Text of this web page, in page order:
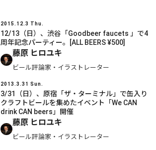
2015.12.3 Thu.
12/13（日）、渋谷「Goodbeer faucets 」で4
周年記念パーティー。[ALL BEERS ¥500]
藤原 ヒロユキ
ビール評論家・イラストレーター
2013.3.31 Sun.
3/31（日）、原宿「ザ・ターミナル」で缶入り
クラフトビールを集めたイベント「We CAN
drink CAN beers」開催
藤原 ヒロユキ
ビール評論家・イラストレーター